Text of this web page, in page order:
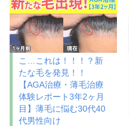
こ…これは！！！？新
たな毛を発見！！
【AGA治療・薄毛治療
体験レポート3年2ヶ月
目】薄毛に悩む30代40
代男性向け